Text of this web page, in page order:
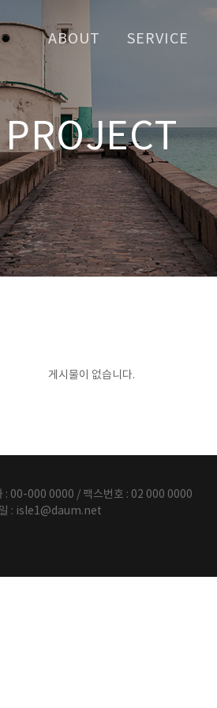
ABOUT SERVICE
PROJECT
게시물이 없습니다.
: 00-000 0000 / 팩스번호 : 02 000 0000
: isle1@daum.net